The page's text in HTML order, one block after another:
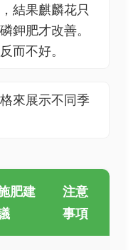
結果麒麟花只
鉀肥才改善。
而不好。
來展示不同季
肥建
注意
事項